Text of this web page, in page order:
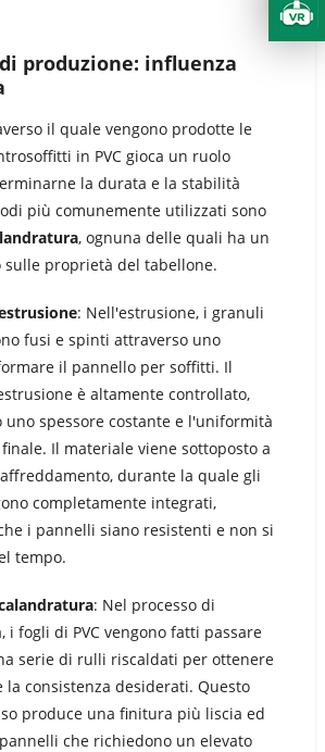
produzione: influenza
il quale vengono prodotte le
in PVC gioca un ruolo
la durata e la stabilità
più comunemente utilizzati sono
, ognuna delle quali ha un
proprietà del tabellone.
: Nell'estrusione, i granuli
fusi e spinti attraverso uno
il pannello per soffitti. Il
è altamente controllato,
uno spessore costante e l'uniformità
Il materiale viene sottoposto a
durante la quale gli
completamente integrati,
i pannelli siano resistenti e non si
tempo.
: Nel processo di
i fogli di PVC vengono fatti passare
serie di rulli riscaldati per ottenere
la consistenza desiderati. Questo
produce una finitura più liscia ed
che richiedono un elevato